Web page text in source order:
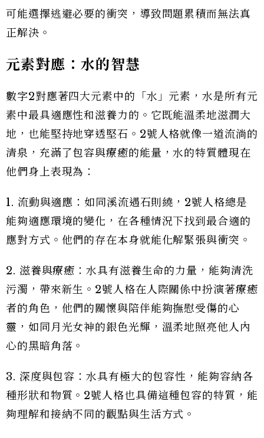
可能選擇逃避必要的衝突，導致問題累積而無法真
正解決。
元素對應：水的智慧
數字2對應著四大元素中的「水」元素，水是所有元
素中最具適應性和滋養力的。它既能溫柔地滋潤大
地，也能堅持地穿透堅石。2號人格就像一道流淌的
清泉，充滿了包容與療癒的能量，水的特質體現在
他們身上表現為：
1. 流動與適應：如同溪流遇石則繞，2號人格總是
能夠適應環境的變化，在各種情況下找到最合適的
應對方式。他們的存在本身就能化解緊張與衝突。
2. 滋養與療癒：水具有滋養生命的力量，能夠清洗
污濁，帶來新生。2號人格在人際關係中扮演著療癒
者的角色，他們的關懷與陪伴能夠撫慰受傷的心
靈，如同月光女神的銀色光輝，溫柔地照亮他人內
心的黑暗角落。
3. 深度與包容：水具有極大的包容性，能夠容納各
種形狀和物質。2號人格也具備這種包容的特質，能
夠理解和接納不同的觀點與生活方式。